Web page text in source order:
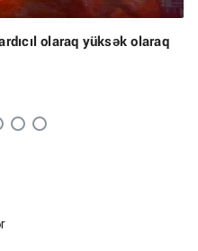
olaraq yüksək olaraq